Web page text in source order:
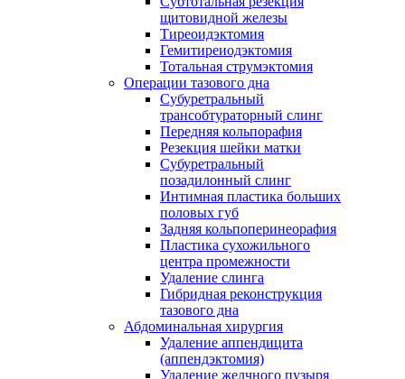
щитовидной железы
Тиреоидэктомия
Гемитиреиодэктомия
Тотальная струмэктомия
Операции тазового дна
Субуретральный
трансобтураторный слинг
Передняя кольпорафия
Резекция шейки матки
Субуретральный
позадилонный слинг
Интимная пластика больших
половых губ
Задняя кольпоперинеорафия
Пластика сухожильного
центра промежности
Удаление слинга
Гибридная реконструкция
тазового дна
Абдоминальная хирургия
Удаление аппендицита
(аппендэктомия)
Удаление желчного пузыря